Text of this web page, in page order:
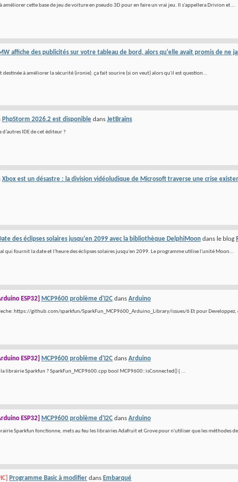
cette base de jeu de voiture en pseudo 3D pour en faire un vrai jeu. Il s'appellera Drivion et...
affiche des publicités sur votre tableau de bord, alors qu'elle avait promis de ne
destinée à améliorer la sécurité (ironie). ça fait sourire (si on veut) alors qu'il est question...
PhpStorm 2026.2 est disponible dans JetBrains
IDE de cet éditeur ?
Xbox est un désastre : la division vidéoludique de Microsoft traverse une crise
des éclipses solaires jusqu'en 2099 avec la bibliothèque DelphiMoon dans le blog
qui fournit la date et l'heure des éclipses solaires jusqu'en 2099. Le programme utilise l'unité Moon...
ESP32] MCP9600 problème d'I2C dans Arduino
https://github.com/sparkfun/SparkFun_MCP9600_Arduino_Library/issues/6 Et pour Developpez,
ESP32] MCP9600 problème d'I2C dans Arduino
librairie Sparkfun ? SparkFun_MCP9600.cpp bool MCP9600::isConnected() { ...
ESP32] MCP9600 problème d'I2C dans Arduino
Sparkfun fonctionne, mets au feu les librairies Adafruit et Grove pour n'utiliser que les méthodes
Programme Basic à modifier dans Embarqué